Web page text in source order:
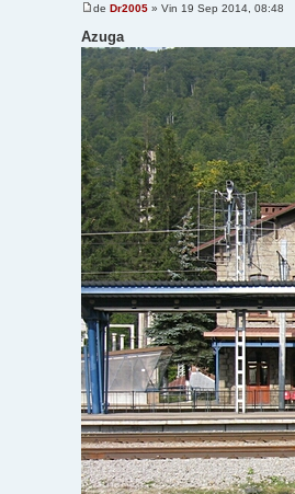
deDr2005 » Vin 19 Sep 2014, 08:48
Azuga